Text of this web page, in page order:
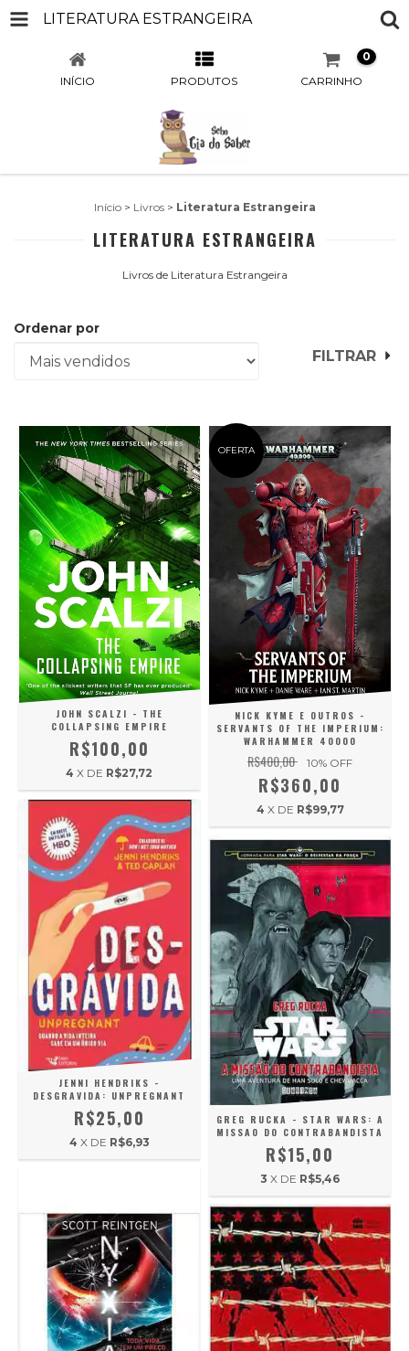
LITERATURA ESTRANGEIRA
INÍCIO PRODUTOS CARRINHO
0
Início > Livros > Literatura Estrangeira
LITERATURA ESTRANGEIRA
Livros de Literatura Estrangeira
Ordenar por
FILTRAR
JOHN SCALZI - THE
COLLAPSING EMPIRE
R$100,00
4 X DE R$27,72
OFERTA
NICK KYME E OUTROS -
SERVANTS OF THE IMPERIUM:
WARHAMMER 40000
R$400,00 10% OFF
R$360,00
4 X DE R$99,77
JENNI HENDRIKS -
DESGRAVIDA: UNPREGNANT
R$25,00
4 X DE R$6,93
GREG RUCKA - STAR WARS: A
MISSAO DO CONTRABANDISTA
R$15,00
3 X DE R$5,46